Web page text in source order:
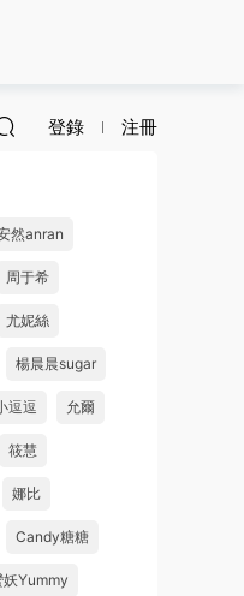
登錄 注冊
然anran
周于希
尤妮絲
楊晨晨sugar
逗逗 允爾
筱慧
娜比
Candy糖糖
妖Yummy